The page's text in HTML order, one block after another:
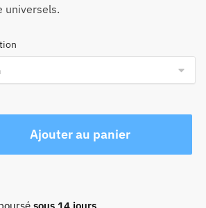
universels.
Ajouter au panier